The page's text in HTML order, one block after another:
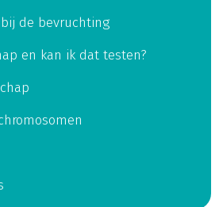
de bevruchting
en kan ik dat testen?